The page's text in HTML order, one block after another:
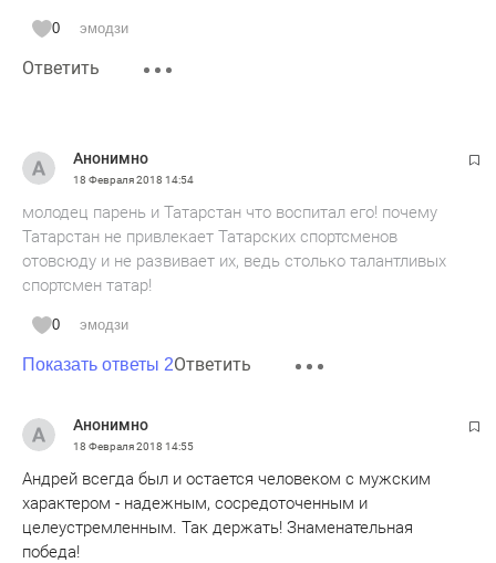
0 эмодзи
Ответить
Анонимно
18 Февраля 2018 14:54
молодец парень и Татарстан что воспитал его! почему
Татарстан не привлекает Татарских спортсменов
отовсюду и не развивает их, ведь столько талантливых
спортсмен татар!
0 эмодзи
Показать ответы 2Ответить
Анонимно
18 Февраля 2018 14:55
Андрей всегда был и остается человеком с мужским
характером - надежным, сосредоточенным и
целеустремленным. Так держать! Знаменательная
победа!